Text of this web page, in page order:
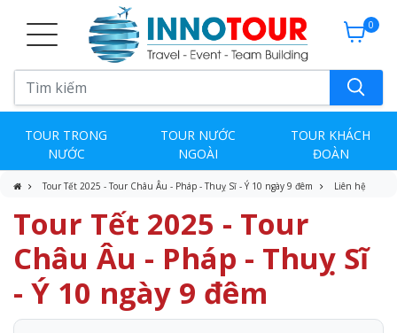
0
TOUR TRONG
NƯỚC
TOUR NƯỚC
NGOÀI
TOUR KHÁCH
ĐOÀN
Tour Tết 2025 - Tour Châu Âu - Pháp - Thuỵ Sĩ - Ý 10 ngày 9 đêm Liên hệ
Tour Tết 2025 - Tour
Châu Âu - Pháp - Thuỵ Sĩ
- Ý 10 ngày 9 đêm